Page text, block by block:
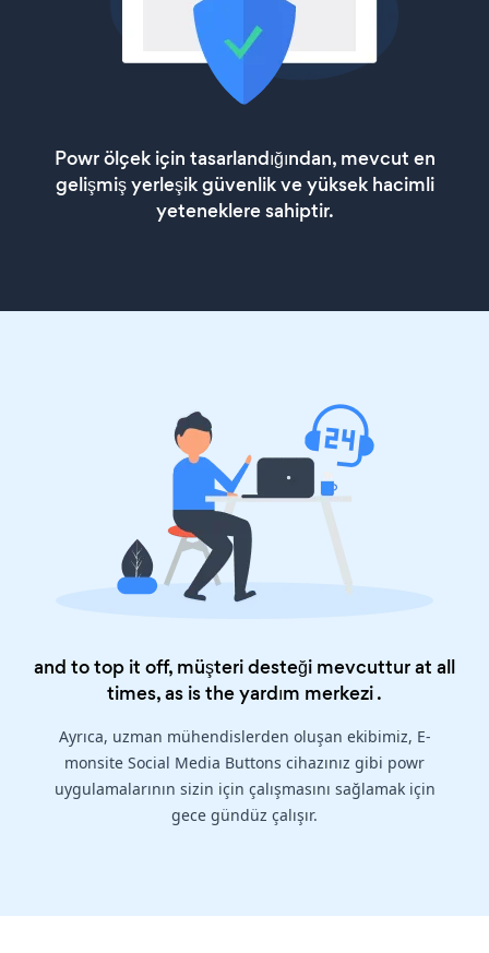
Powr ölçek için tasarlandığından, mevcut en
gelişmiş yerleşik güvenlik ve yüksek hacimli
yeteneklere sahiptir.
and to top it off, müşteri desteği mevcuttur at all
times, as is theyardım merkezi.
Ayrıca, uzman mühendislerden oluşan ekibimiz, E-
monsite Social Media Buttons cihazınız gibi powr
uygulamalarının sizin için çalışmasını sağlamak için
gece gündüz çalışır.